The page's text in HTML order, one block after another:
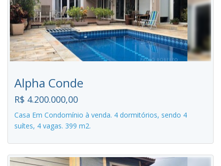
Alpha Conde
R$ 4.200.000,00
Casa Em Condomínio à venda. 4 dormitórios, sendo 4
suítes, 4 vagas. 399 m2.